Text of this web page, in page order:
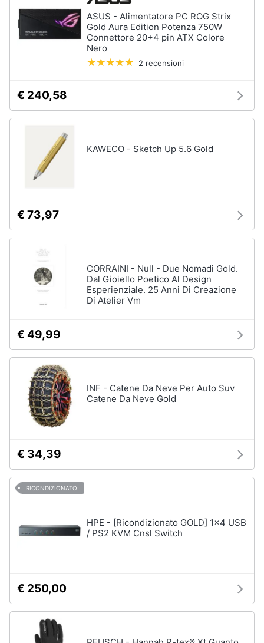
ASUS - Alimentatore PC ROG Strix
Gold Aura Edition Potenza 750W
Connettore 20+4 pin ATX Colore
Nero
2 recensioni
€ 240,58
KAWECO - Sketch Up 5.6 Gold
€ 73,97
CORRAINI - Null - Due Nomadi Gold.
Dal Gioiello Poetico Al Design
Esperienziale. 25 Anni Di Creazione
Di Atelier Vm
€ 49,99
INF - Catene Da Neve Per Auto Suv
Catene Da Neve Gold
€ 34,39
RICONDIZIONATO
HPE - [Ricondizionato GOLD] 1x4 USB
/ PS2 KVM Cnsl Switch
€ 250,00